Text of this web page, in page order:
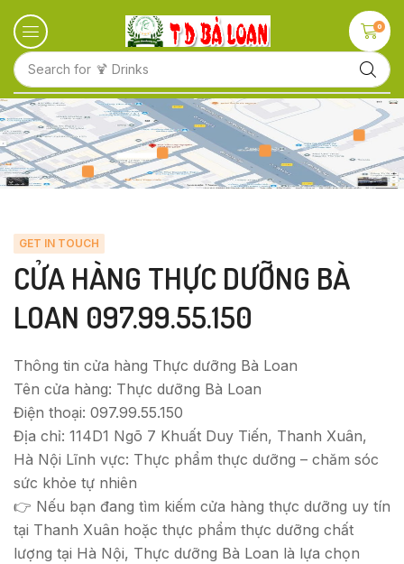
Search for 🍹 Drinks
0
GET IN TOUCH
CỬA HÀNG THỰC DƯỠNG BÀ
LOAN 097.99.55.150
Thông tin cửa hàng Thực dưỡng Bà Loan
Tên cửa hàng: Thực dưỡng Bà Loan
Điện thoại: 097.99.55.150
Địa chỉ: 114D1 Ngõ 7 Khuất Duy Tiến, Thanh Xuân,
Hà Nội Lĩnh vực: Thực phẩm thực dưỡng – chăm sóc
sức khỏe tự nhiên
👉 Nếu bạn đang tìm kiếm cửa hàng thực dưỡng uy tín
tại Thanh Xuân hoặc thực phẩm thực dưỡng chất
lượng tại Hà Nội, Thực dưỡng Bà Loan là lựa chọn